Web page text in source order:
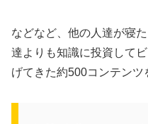
などなど、他の人達が寝
達よりも知識に投資して
げてきた約500コンテンツ